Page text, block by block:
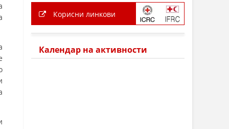
Корисни линкови
Календар на активности